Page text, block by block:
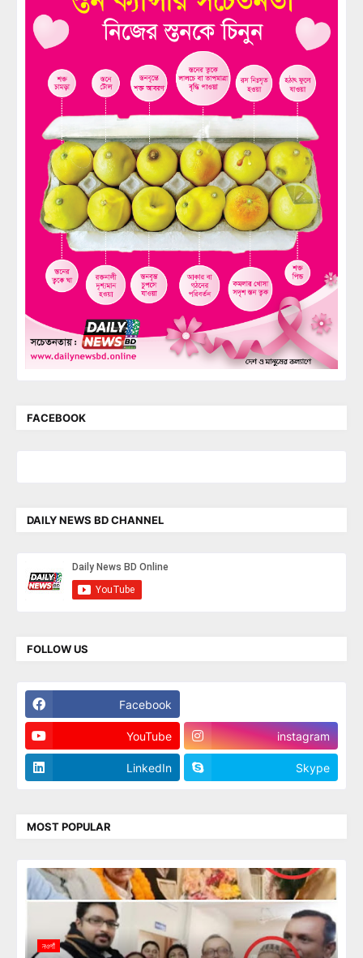
FACEBOOK
DAILY NEWS BD CHANNEL
FOLLOW US
Facebook
YouTube instagram
LinkedIn Skype
MOST POPULAR
নওগাঁ